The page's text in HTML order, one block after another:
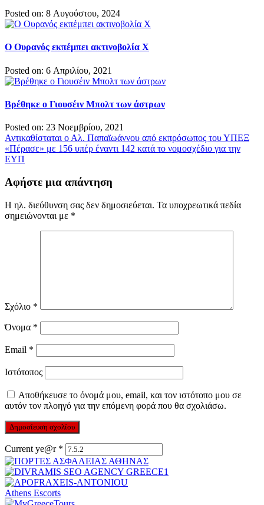
Posted on: 8 Αυγούστου, 2024
Ο Ουρανός εκπέμπει ακτινοβολία Χ
Posted on: 6 Απριλίου, 2021
Βρέθηκε ο Γιουσέιν Μπολτ των άστρων
Posted on: 23 Νοεμβρίου, 2021
Πλοήγηση
άρθρων
Αντικαθίσταται ο Αλ. Παπαϊωάννου από εκπρόσωπος του ΥΠΕΞ
«Πέρασε» με 156 υπέρ έναντι 142 κατά το νομοσχέδιο για την
ΕΥΠ
Αφήστε μια απάντηση
Η ηλ. διεύθυνση σας δεν δημοσιεύεται. Τα υποχρεωτικά πεδία
σημειώνονται με *
Σχόλιο *
Όνομα *
Email *
Ιστότοπος
Αποθήκευσε το όνομά μου, email, και τον ιστότοπο μου σε
αυτόν τον πλοηγό για την επόμενη φορά που θα σχολιάσω.
Current ye@r *
Athens Escorts